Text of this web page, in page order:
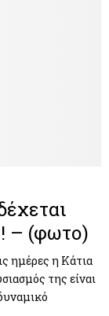
– (φωτο)
ημέρες η Κάτια
της είναι